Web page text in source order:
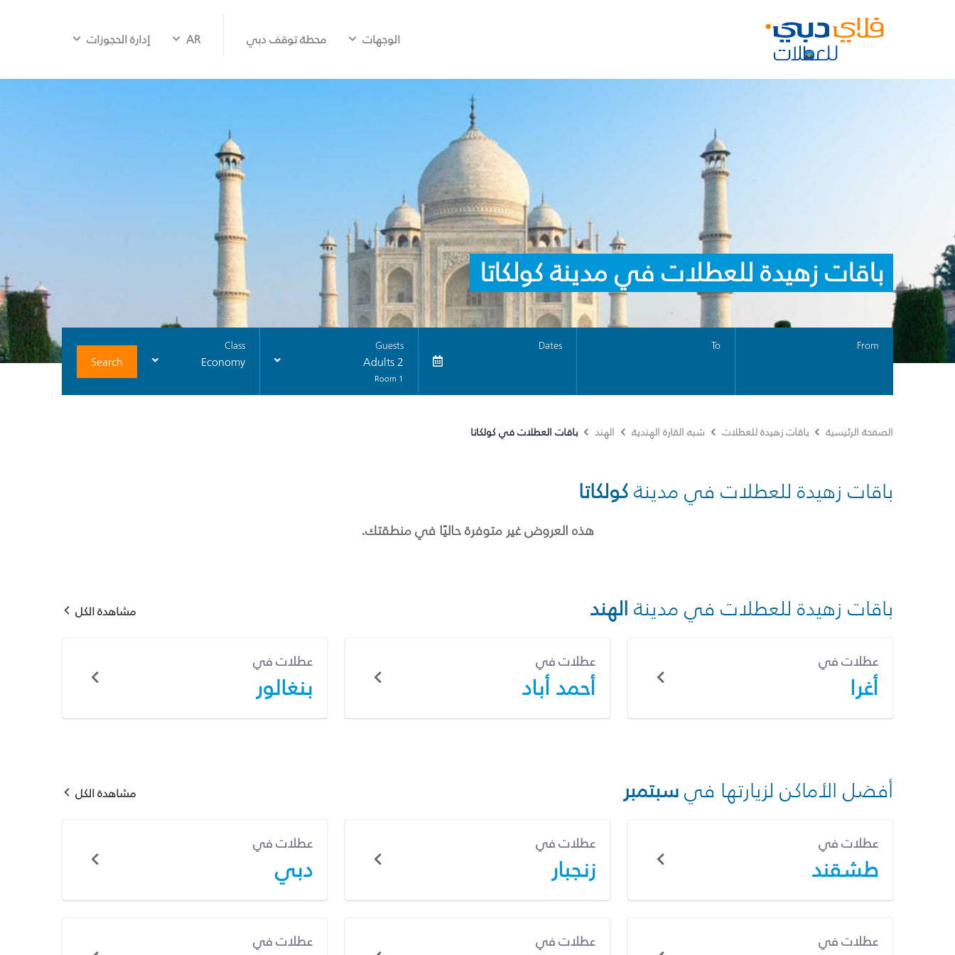
الوجهات محطة توقف دبي AR إدارة الحجوزات
باقات زهيدة للعطلات في مدينة كولكاتا
From
To
Dates
Guests
2 Adults
1 Room
Class
Economy
Search
الصفحة الرئيسية باقات زهيدة للعطلات شبه القارة الهندية الهند باقات العطلات في كولكاتا
باقات زهيدة للعطلات في مدينةكولكاتا
هذه العروض غير متوفرة حاليًا في منطقتك.
باقات زهيدة للعطلات في مدينة الهند مشاهدة الكل
عطلات في
أغرا
عطلات في
أحمد أباد
عطلات في
بنغالور
أفضل الأماكن لزيارتها فيسبتمبر مشاهدة الكل
عطلات في
طشقند
عطلات في
زنجبار
عطلات في
دبي
عطلات في عطلات في عطلات في